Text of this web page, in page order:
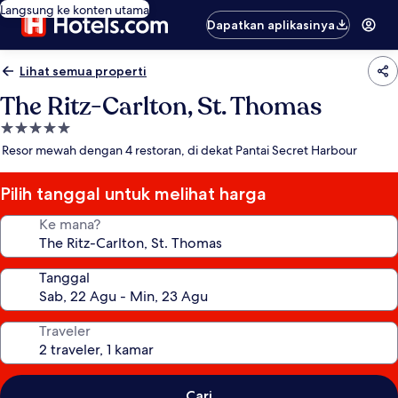
Langsung ke konten utama
Dapatkan aplikasinya
Lihat semua properti
The Ritz-Carlton, St. Thomas
Properti
bintang
Resor mewah dengan 4 restoran, di dekat Pantai Secret Harbour
Pilih tanggal untuk melihat harga
Ke mana?
Tanggal
Traveler